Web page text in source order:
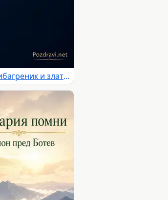
Тишина в 12:00 на 2 юни с български трибагреник и златен лъв